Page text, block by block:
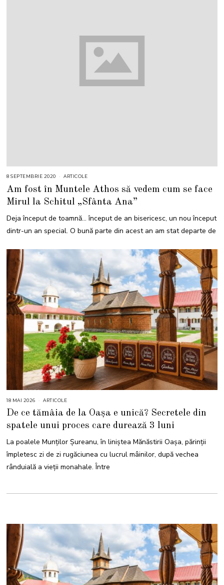
8 SEPTEMBRIE 2020 ARTICOLE
Am fost în Muntele Athos să vedem cum se face
Mirul la Schitul „Sfânta Ana”
Deja început de toamnă… început de an bisericesc, un nou început
dintr-un an special. O bună parte din acest an am stat departe de
18 MAI 2026
M
I
2
ARTICOLE
De ce tămâia de la Oașa e unică? Secretele din
spatele unui proces care durează 3 luni
La poalele Munților Șureanu, în liniștea Mănăstirii Oașa, părinții
împletesc zi de zi rugăciunea cu lucrul mâinilor, după vechea
rânduială a vieții monahale. Între